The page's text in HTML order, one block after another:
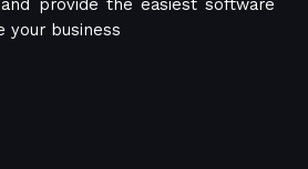
your business